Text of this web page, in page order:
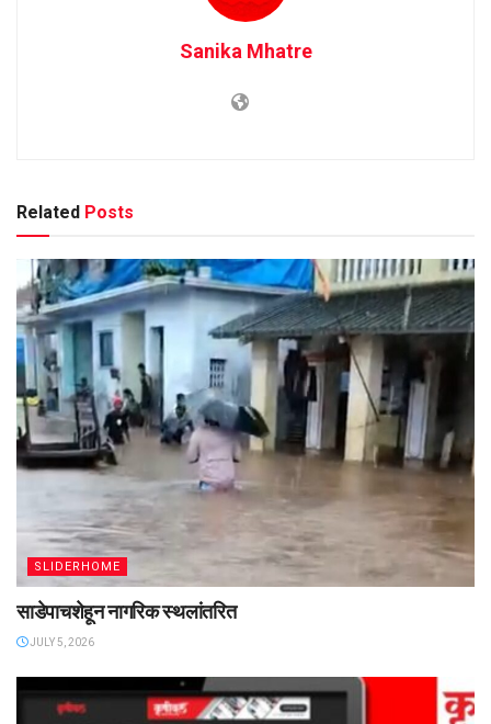
Sanika Mhatre
Related Posts
SLIDERHOME
साडेपाचशेहून नागरिक स्थलांतरित
JULY 5, 2026